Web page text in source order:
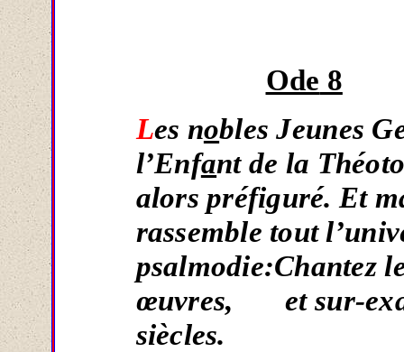
Ode 8
Les nobles Jeunes
l’Enfant de la
alors préfiguré. Et
rassemble tout
psalmodie:Chantez
œuvres, et sur-
siècles.